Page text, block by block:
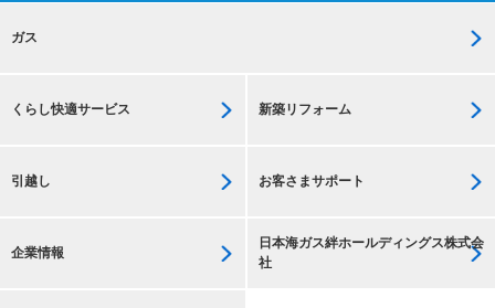
ガス
くらし快適サービス 新築リフォーム
引越し お客さまサポート
企業情報
日本海ガス絆ホールディングス株式会
社